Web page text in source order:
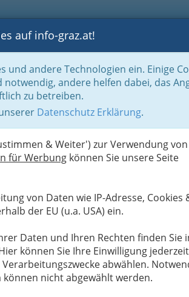
GASTRONOMIE BRANCHEN
auf info-graz.at!
und andere Technologien ein. Einige
andere helfen dabei, das
zu betreiben.
Datenschutz Erklärung.
& Weiter') zur Verwendung von
für Werbung können Sie unsere Seite
von Daten wie IP-Adresse, Cookies
der EU (u.a. USA) ein.
Daten und Ihren Rechten finden Sie
können Sie Ihre Einwilligung jederzeit
abwählen.
nicht abgewählt werden.
Es ist von enormer
man fördern will
leichter kann
bzw. leichter im Alltag